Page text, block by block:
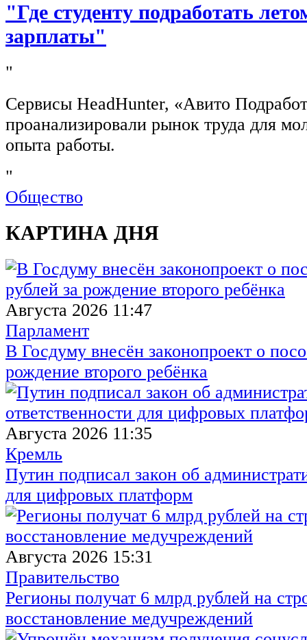
"Где студенту подработать
зарплаты"
"
Сервисы HeadHunter, «Авито
проанализировали рынок труда для
опыта работы.
"
Общество
КАРТИНА ДНЯ
Августа 2026 11:47
Парламент
В Госдуму внесён законопроект о
рождение второго ребёнка
Августа 2026 11:35
Кремль
Путин подписал закон об
для цифровых платформ
Августа 2026 15:31
Правительство
Регионы получат 6 млрд рублей на
восстановление медучреждений